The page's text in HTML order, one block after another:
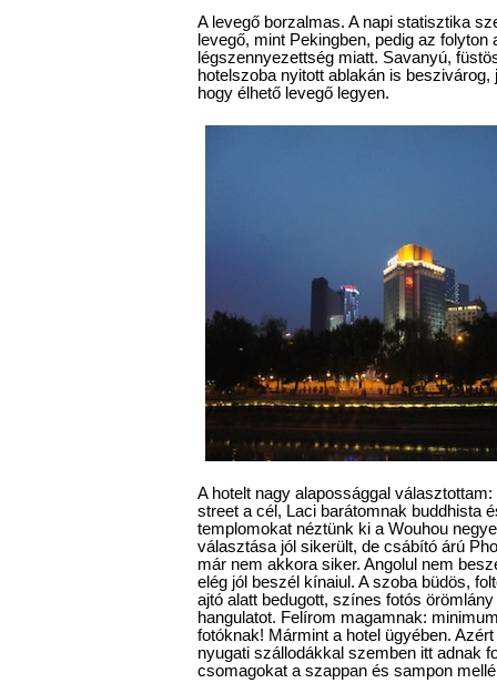
A levegő borzalmas. A napi statisztika
levegő, mint Pekingben, pedig az folyton
légszennyezettség miatt. Savanyú,
hotelszoba nyitott ablakán is beszivárog,
hogy élhető levegő legyen.
A hotelt nagy alapossággal
street a cél, Laci barátomnak buddhista
templomokat néztünk ki a Wouhou
választása jól sikerült, de csábító árú
már nem akkora siker. Angolul nem
elég jól beszél kínaiul. A szoba büdös,
ajtó alatt bedugott, színes fotós
hangulatot. Felírom magamnak:
fotóknak! Mármint a hotel ügyében.
nyugati szállodákkal szemben itt adnak
csomagokat a szappan és sampon